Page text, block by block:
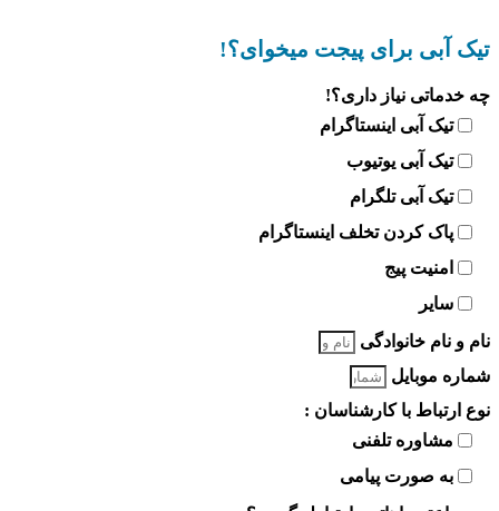
تیک آبی برای پیجت میخوای؟!
چه خدماتی نیاز داری؟!
تیک آبی اینستاگرام
تیک آبی یوتیوب
تیک آبی تلگرام
پاک کردن تخلف اینستاگرام
امنیت پیج
سایر
نام و نام خانوادگی
شماره موبایل
نوع ارتباط با کارشناسان :
مشاوره تلفنی
به صورت پیامی